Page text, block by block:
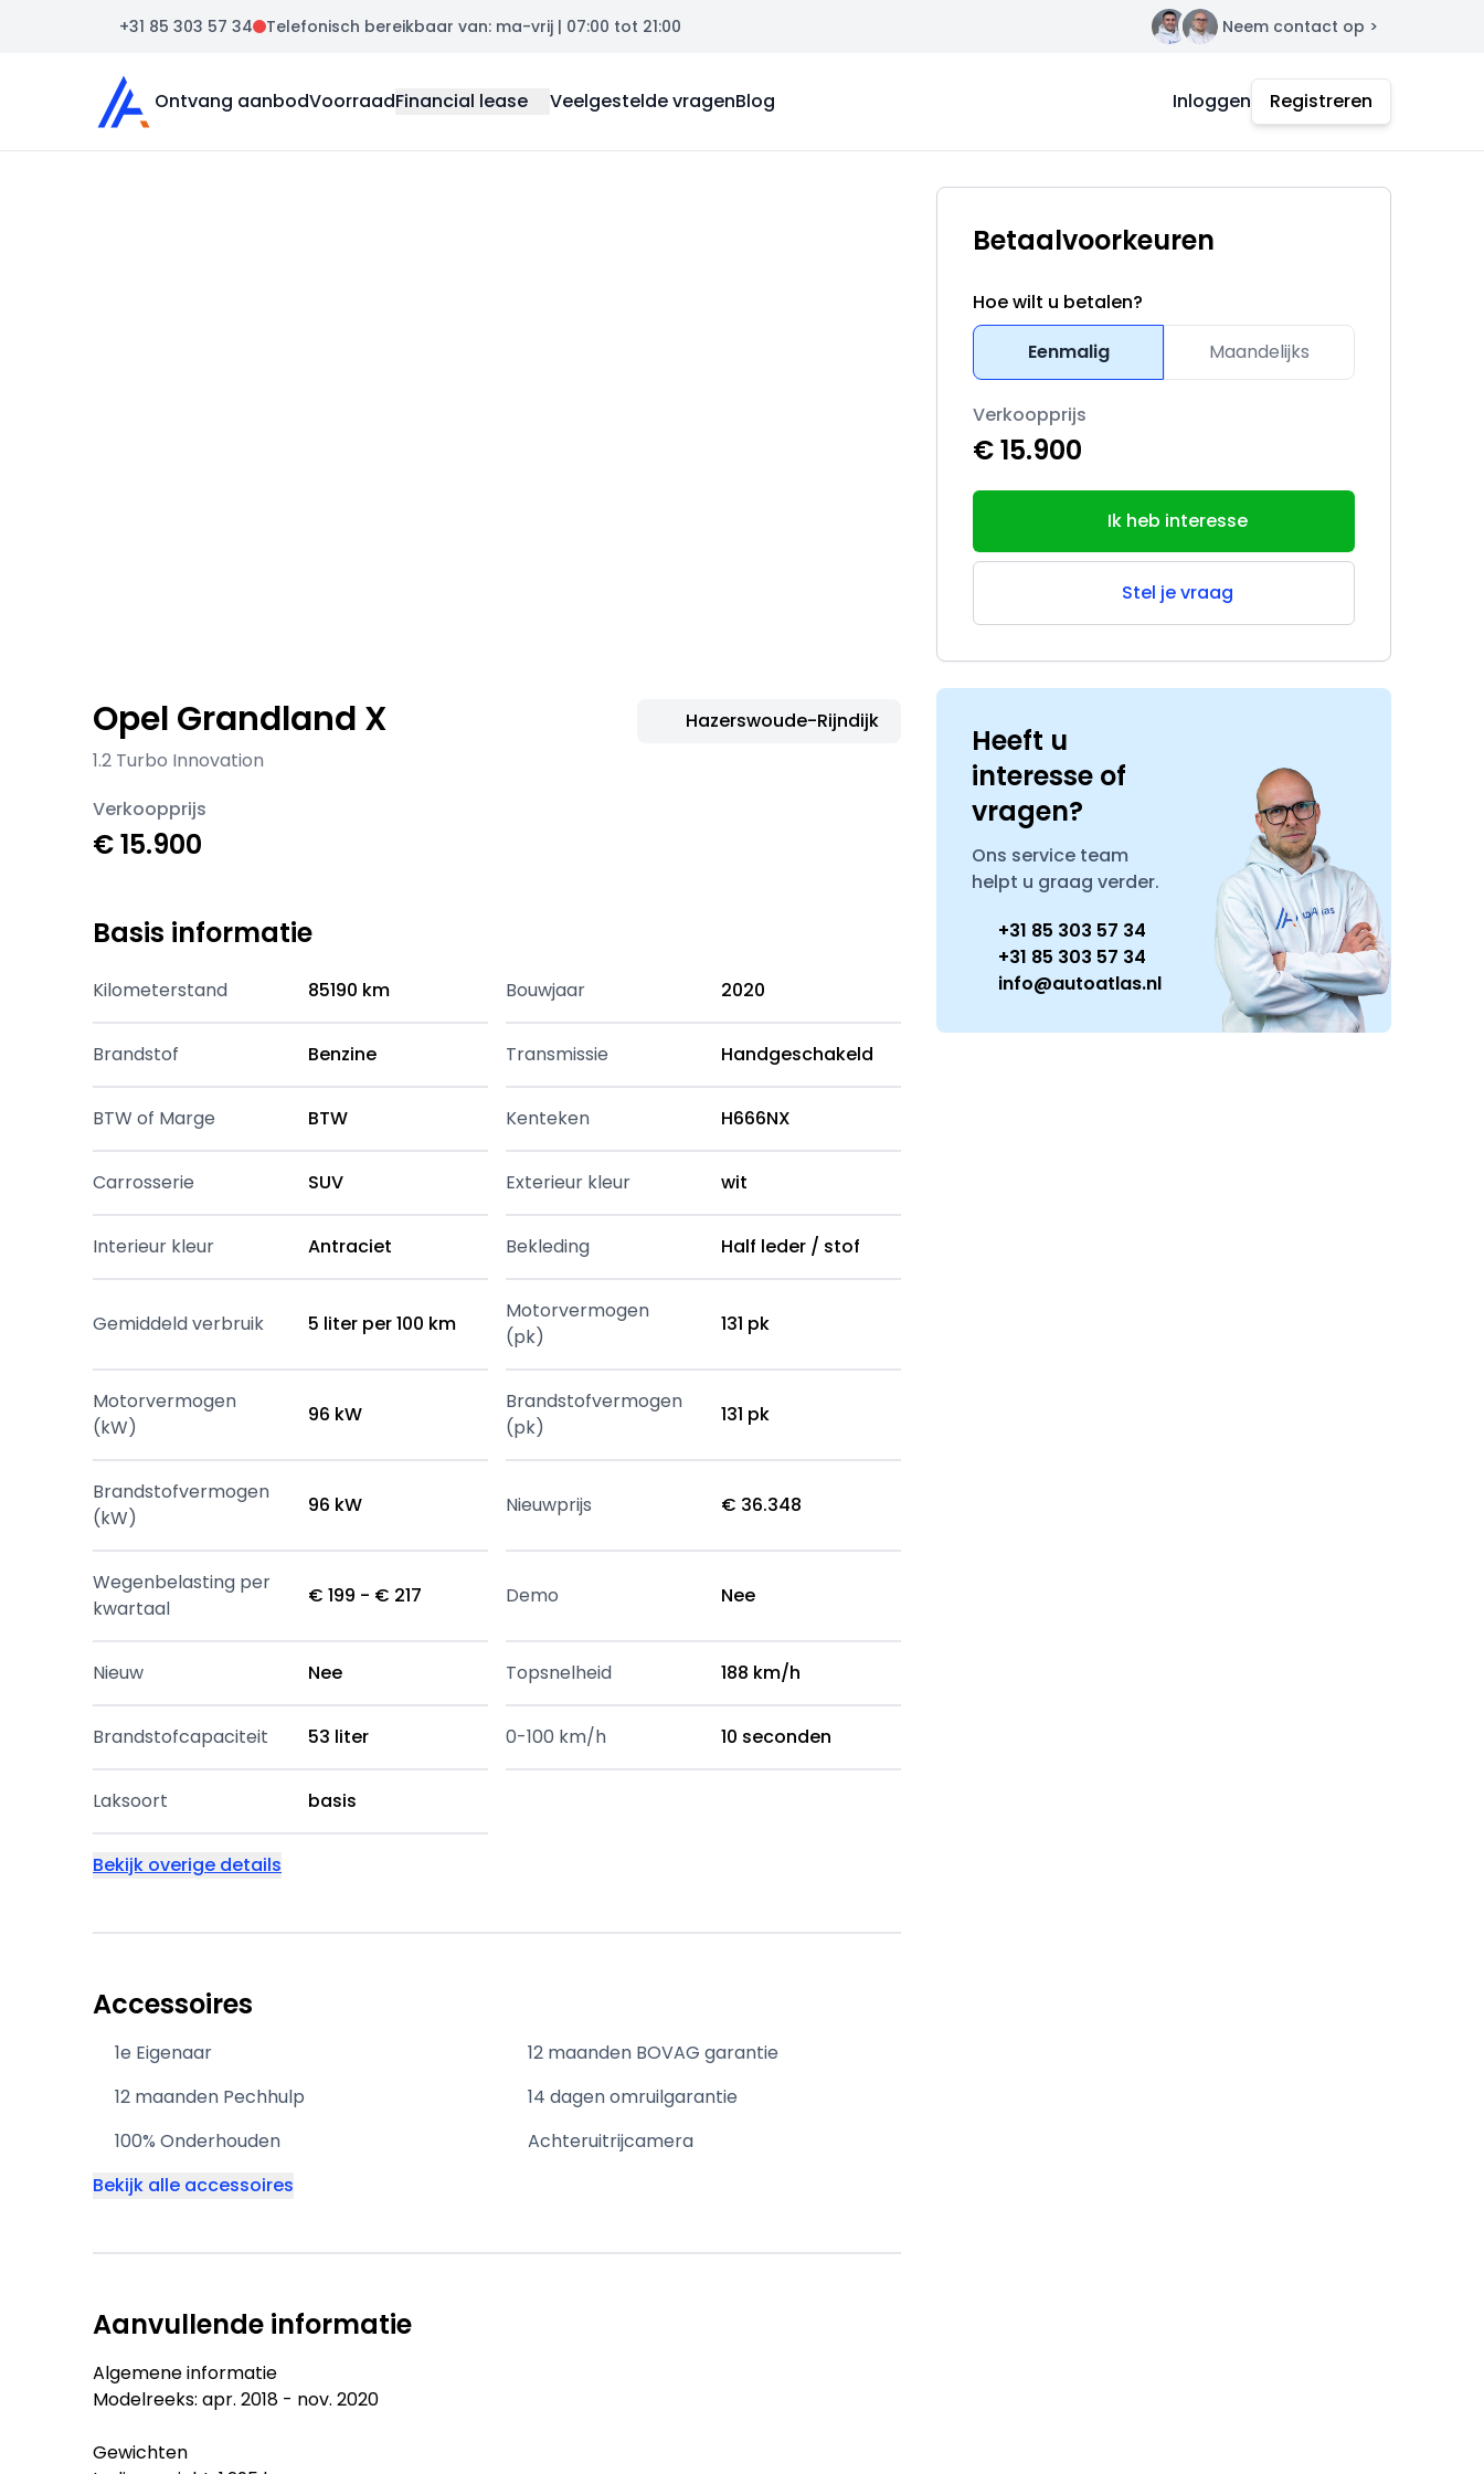
+31 85 303 57 34 Telefonisch bereikbaar van: ma-vrij | 07:00 tot 21:00 Contact Neem contact op >
Auto Atlas
Ontvang aanbodVoorraadFinancial lease Veelgestelde vragenBlog Inloggen Registreren
Opel Grandland X
1.2 Turbo Innovation
Hazerswoude-Rijndijk
Verkoopprijs
€ 15.900
Betaalvoorkeuren
Hoe wilt u betalen?
Eenmalig
Maandelijks
Verkoopprijs
€ 15.900
Ik heb interesse
Stel je vraag
Heeft u
interesse of
vragen?
Ons service team
helpt u graag verder.
+31 85 303 57 34
+31 85 303 57 34
info@autoatlas.nl
Basis informatie
Kilometerstand 85190 km Bouwjaar 2020
Brandstof Benzine Transmissie Handgeschakeld
BTW of Marge BTW Kenteken H666NX
Carrosserie SUV Exterieur kleur wit
Interieur kleur Antraciet Bekleding Half leder / stof
Gemiddeld verbruik 5 liter per 100 km
Motorvermogen
(pk)
131 pk
Motorvermogen
(kW)
96 kW
Brandstofvermogen
(pk)
131 pk
Brandstofvermogen
(kW)
96 kW Nieuwprijs € 36.348
Wegenbelasting per
kwartaal
€ 199 - € 217 Demo Nee
Nieuw Nee Topsnelheid 188 km/h
Brandstofcapaciteit 53 liter 0-100 km/h 10 seconden
Laksoort basis
Bekijk overige details
Accessoires
1e Eigenaar
12 maanden BOVAG garantie
12 maanden Pechhulp
14 dagen omruilgarantie
100% Onderhouden
Achteruitrijcamera
Bekijk alle accessoires
Aanvullende informatie
Algemene informatie
Modelreeks: apr. 2018 - nov. 2020
Gewichten